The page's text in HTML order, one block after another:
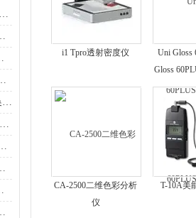
色差仪CR-10plus操作教程，开机校准到测量读数全流程
实验中的多维价值
及规避技巧
值的影响因素及校正方法
照度计T-10A的电池更换与定期标定溯源
台式分光测色计CM-36dG在汽车内饰件不同材质色差管控
：如何校准与测量实地密度？
检测中的真实应用
上的测色技巧
白功效检测
i1 Tpro透射密度仪
Uni Gloss
Gloss
CA-2500二维色彩分析
仪
T-10A美